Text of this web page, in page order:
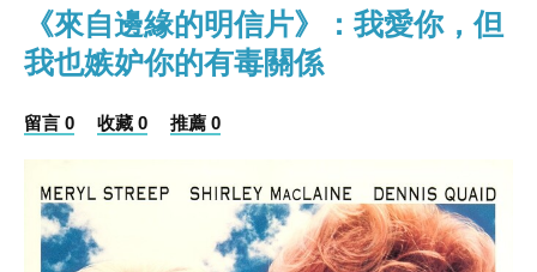
《來自邊緣的明信片》：我愛你，但
我也嫉妒你的有毒關係
留言 0 收藏 0 推薦 0